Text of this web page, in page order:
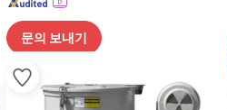
문의 보내기